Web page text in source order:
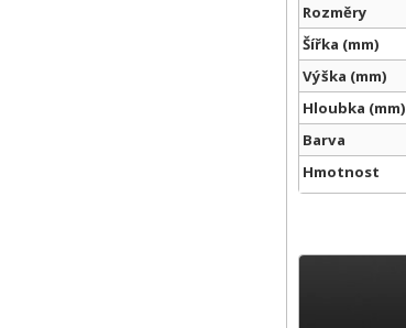
Rozměry
Šířka (mm)
Výška (mm)
Hloubka (mm)
Barva
Hmotnost